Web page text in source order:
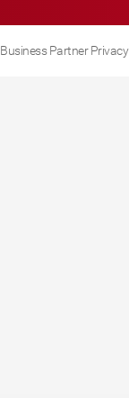
Business Partner Privacy